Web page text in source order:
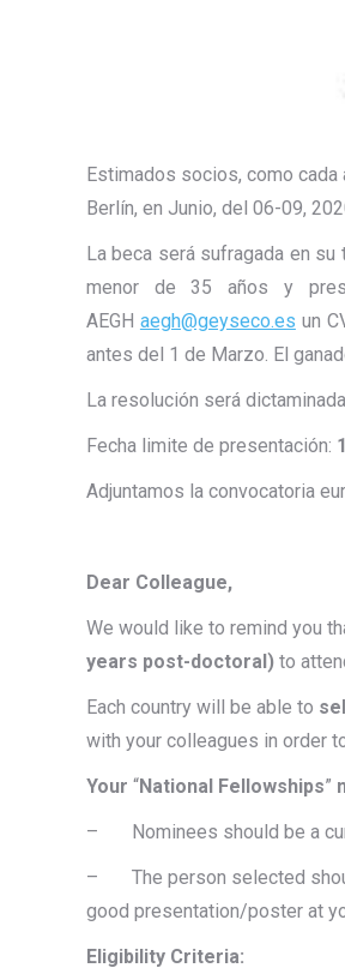
Estimados socios, como cada
Berlín, en Junio, del 06-09,
La beca será sufragada en
menor de 35 años y
AEGH aegh@geyseco.es un
antes del 1 de Marzo. El
La resolución será
Fecha limite de presentación:
Adjuntamos la convocatoria
Dear Colleague,
We would like to remind you
years post-doctoral) to
Each country will be able to
with your colleagues in order
Your “National Fellowships”
– Nominees should be a
– The person selected
good presentation/poster at
Eligibility Criteria: